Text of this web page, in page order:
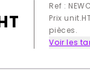
Ref :
Prix
pièces.
Voir les